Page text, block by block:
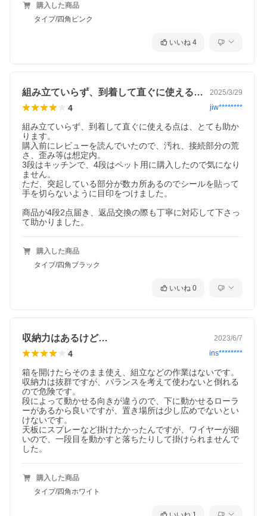
購入した商品
タイプ/四角ピンク
いいね 4
組み立ていらず、到着して直ぐに使える点… 2025/3/29
4 jiw********
組み立ていらず、到着して直ぐに使える点は、とても助か
ります。
購入前にレビューを読んでいたので、汚れ、接続部分の荒
さ、歪み等は想定内。
3段はキッチンで、4段はペット用に購入したので気になり
ません。
ただ、突起している部分が数カ所あるのでシールを貼って
手を切らないように目印をつけました。
商品が4段2点届き、返品交換の際も丁寧に対応して下さっ
て助かりました。
購入した商品
タイプ/四角ブラック
いいね 0
収納力はあるけど… 2023/6/7
4 ins********
箱を開けたらそのまま使え、組立などの作業はないです。
収納力は抜群ですが、バランスを考えて使わないと倒れる
ので危険です。
段によって動かせる向きが違うので、下に動かせるローラ
ーがあるから良いですが、置き場所は少し広めでないとい
けないです。
天板にスプレーなど掛けたかったんですが、ワイヤーが細
いので、一段目を動かすと落ちたりして掛けられませんで
購入した商品
タイプ/四角ホワイト